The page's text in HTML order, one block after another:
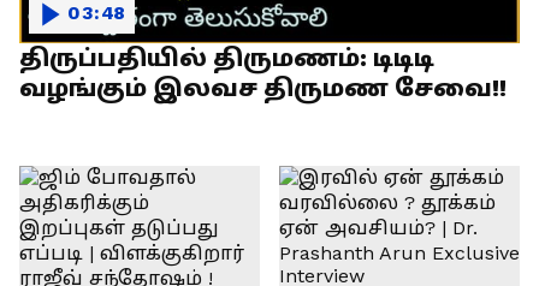
திருப்பதியில் திருமணம்: டிடிடி
வழங்கும் இலவச திருமண சேவை!!
03:48